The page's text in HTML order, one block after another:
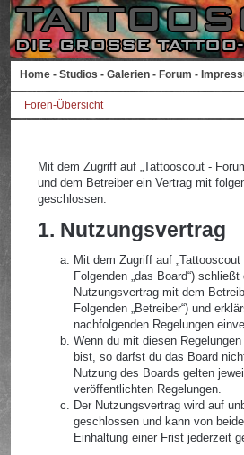
Home - Studios - Galerien - Forum -
Foren-Übersicht
Mit dem Zugriff auf „Tattooscout -
und dem Betreiber ein Vertrag mit
geschlossen:
1. Nutzungsvertrag
Mit dem Zugriff auf „Tattooscout
Folgenden „das Board“) schließt
Nutzungsvertrag mit dem
Folgenden „Betreiber“) und
nachfolgenden Regelungen
Wenn du mit diesen
bist, so darfst du das Board
Nutzung des Boards gelten
veröffentlichten Regelungen.
Der Nutzungsvertrag wird auf
geschlossen und kann von
Einhaltung einer Frist jederzeit